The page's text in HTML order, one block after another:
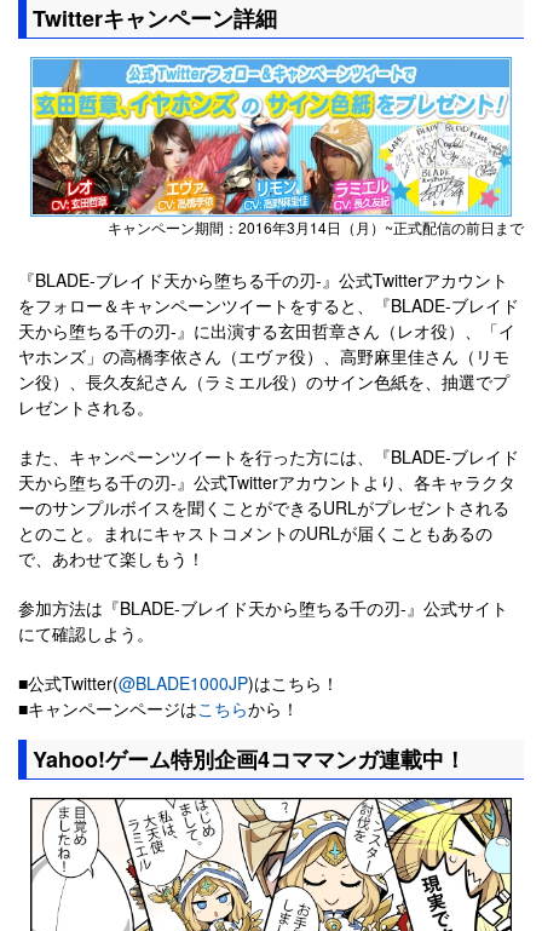
Twitterキャンペーン詳細
キャンペーン期間：2016年3月14日（月）~正式配信の前日まで
『BLADE-ブレイド天から堕ちる千の刃-』公式Twitterアカウント
をフォロー＆キャンペーンツイートをすると、『BLADE-ブレイド
天から堕ちる千の刃-』に出演する玄田哲章さん（レオ役）、「イ
ヤホンズ」の高橋李依さん（エヴァ役）、高野麻里佳さん（リモ
ン役）、長久友紀さん（ラミエル役）のサイン色紙を、抽選でプ
レゼントされる。
また、キャンペーンツイートを行った方には、『BLADE-ブレイド
天から堕ちる千の刃-』公式Twitterアカウントより、各キャラクタ
ーのサンプルボイスを聞くことができるURLがプレゼントされる
とのこと。まれにキャストコメントのURLが届くこともあるの
で、あわせて楽しもう！
参加方法は『BLADE-ブレイド天から堕ちる千の刃-』公式サイト
にて確認しよう。
■公式Twitter(@BLADE1000JP)はこちら！
■キャンペーンページはこちらから！
Yahoo!ゲーム特別企画4コママンガ連載中！